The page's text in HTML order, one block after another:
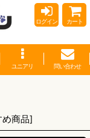
ログイン カート
ユニアリ 問い合わせ
め商品]